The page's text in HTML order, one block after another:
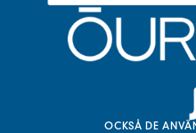
OCKSÅ DE